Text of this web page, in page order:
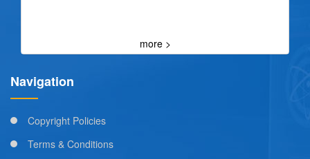
more >
Navigation
Copyright Policies
Terms & Conditions